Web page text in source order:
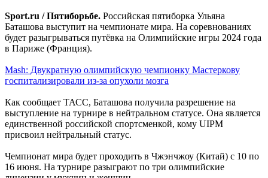
Sport.ru / Пятиборьбе. Российская пятиборка Ульяна
Баташова выступит на чемпионате мира. На соревнованиях
будет разыгрываться путёвка на Олимпийские игры 2024 года
в Париже (Франция).
Mash: Двукратную олимпийскую чемпионку Мастеркову
госпитализировали из-за опухоли мозга
Как сообщает ТАСС, Баташова получила разрешение на
выступление на турнире в нейтральном статусе. Она является
единственной российской спортсменкой, кому UIPM
присвоил нейтральный статус.
Чемпионат мира будет проходить в Чжэнчжоу (Китай) с 10 по
16 июня. На турнире разыграют по три олимпийские